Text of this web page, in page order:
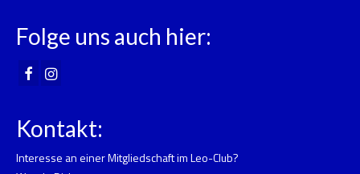
Folge uns auch hier:
Kontakt:
Interesse an einer Mitgliedschaft im Leo-Club?